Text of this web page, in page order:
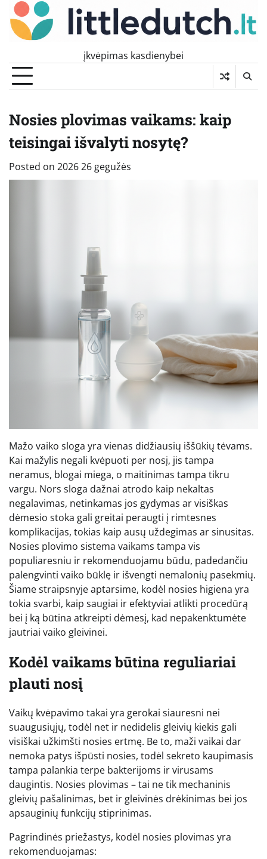
Skip
content
įkvėpimas kasdienybei
Nosies plovimas vaikams: kaip
teisingai išvalyti nosytę?
Posted on 2026 26 gegužės
Mažo vaiko sloga yra vienas didžiausių iššūkių tėvams.
Kai mažylis negali kvėpuoti per nosį, jis tampa
neramus, blogai miega, o maitinimas tampa tikru
vargu. Nors sloga dažnai atrodo kaip nekaltas
negalavimas, netinkamas jos gydymas ar visiškas
dėmesio stoka gali greitai peraugti į rimtesnes
komplikacijas, tokias kaip ausų uždegimas ar sinusitas.
Nosies plovimo sistema vaikams tampa vis
populiaresniu ir rekomenduojamu būdu, padedančiu
palengvinti vaiko būklę ir išvengti nemalonių pasekmių.
Šiame straipsnyje aptarsime, kodėl nosies higiena yra
tokia svarbi, kaip saugiai ir efektyviai atlikti procedūrą
bei į ką būtina atkreipti dėmesį, kad nepakenktumėte
jautriai vaiko gleivinei.
Kodėl vaikams būtina reguliariai
plauti nosį
Vaikų kvėpavimo takai yra gerokai siauresni nei
suaugusiųjų, todėl net ir nedidelis gleivių kiekis gali
visiškai užkimšti nosies ertmę. Be to, maži vaikai dar
nemoka patys išpūsti nosies, todėl sekreto kaupimasis
tampa palankia terpe bakterijoms ir virusams
daugintis. Nosies plovimas – tai ne tik mechaninis
gleivių pašalinimas, bet ir gleivinės drėkinimas bei jos
apsauginių funkcijų stiprinimas.
Pagrindinės priežastys, kodėl nosies plovimas yra
rekomenduojamas: